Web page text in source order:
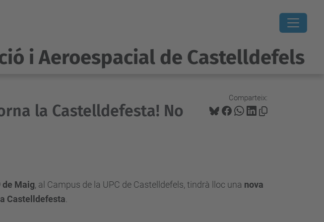
i Aeroespacial de Castelldefels
Comparteix:
la Castelldefesta! No
de Maig, al Campus de la UPC de Castelldefels, tindrà lloc una nova
Castelldefesta